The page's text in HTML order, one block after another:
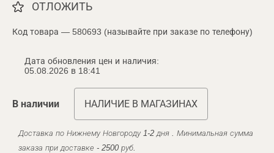
ОТЛОЖИТЬ
Код товара — 580693 (называйте при заказе по телефону)
Дата обновления цен и наличия:
05.08.2026 в 18:41
В наличии НАЛИЧИЕ В МАГАЗИНАХ
Доставка по Нижнему Новгороду 1-2 дня . Минимальная сумма
заказа при доставке - 2500 руб.